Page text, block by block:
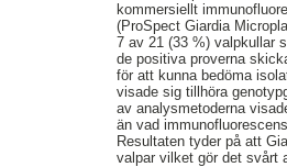
kommersiellt
(ProSpect Giardia
7 av 21 (33 %) valpkullar
de positiva proverna
för att kunna bedöma
visade sig tillhöra
av analysmetoderna
än vad
Resultaten tyder på att
valpar vilket gör det svårt